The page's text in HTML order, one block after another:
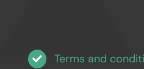
Terms and